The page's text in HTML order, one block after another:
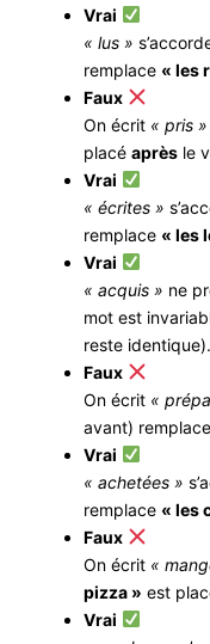
Vrai
« lus »
remplace « les
Faux
On écrit « pris »
placé après le
Vrai
« écrites »
remplace « les
Vrai
« acquis » ne
mot est
reste identique).
Faux
On écrit «
avant) remplace
Vrai
« achetées »
remplace « les
Faux
On écrit «
pizza » est
Vrai